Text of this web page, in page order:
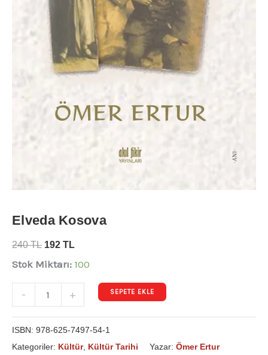
Elveda Kosova
240TL 192 TL
Stok Miktarı: 100
- + SEPETE EKLE
ISBN: 978-625-7497-54-1
Kategoriler: Kültür, Kültür Tarihi Yazar: Ömer Ertur